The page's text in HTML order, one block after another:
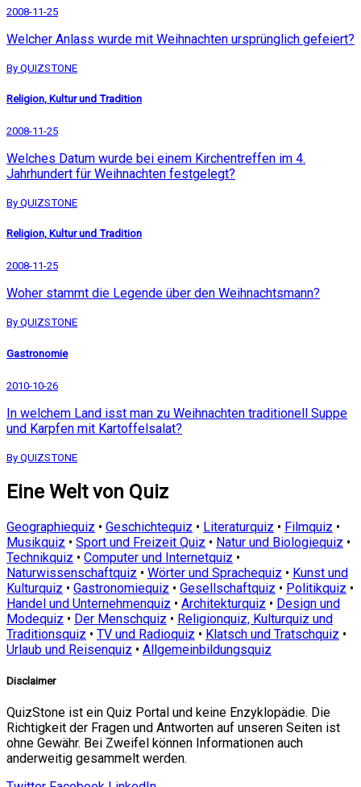
2008-11-25
Welcher Anlass wurde mit Weihnachten ursprünglich gefeiert?
By QUIZSTONE
Religion, Kultur und Tradition
2008-11-25
Welches Datum wurde bei einem Kirchentreffen im 4.
Jahrhundert für Weihnachten festgelegt?
By QUIZSTONE
Religion, Kultur und Tradition
2008-11-25
Woher stammt die Legende über den Weihnachtsmann?
By QUIZSTONE
Gastronomie
2010-10-26
In welchem Land isst man zu Weihnachten traditionell Suppe
und Karpfen mit Kartoffelsalat?
By QUIZSTONE
Eine Welt von Quiz
Geographiequiz • Geschichtequiz • Literaturquiz • Filmquiz •
Musikquiz • Sport und Freizeit Quiz • Natur und Biologiequiz •
Technikquiz • Computer und Internetquiz •
Naturwissenschaftquiz • Wörter und Sprachequiz • Kunst und
Kulturquiz • Gastronomiequiz • Gesellschaftquiz • Politikquiz •
Handel und Unternehmenquiz • Architekturquiz • Design und
Modequiz • Der Menschquiz • Religionquiz, Kulturquiz und
Traditionsquiz • TV und Radioquiz • Klatsch und Tratschquiz •
Urlaub und Reisenquiz • Allgemeinbildungsquiz
Disclaimer
QuizStone ist ein Quiz Portal und keine Enzyklopädie. Die
Richtigkeit der Fragen und Antworten auf unseren Seiten ist
ohne Gewähr. Bei Zweifel können Informationen auch
anderweitig gesammelt werden.